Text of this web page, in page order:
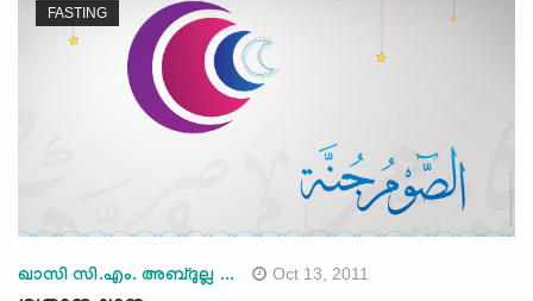
FASTING
ഖാസി സി.എം. അബ്ദുല്ല ... Oct 13, 2011